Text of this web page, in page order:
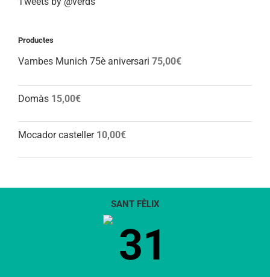
Productes
Vambes Munich 75è aniversari 75,00€
Domàs 15,00€
Mocador casteller 10,00€
SANT FÈLIX
31